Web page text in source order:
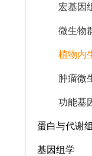
宏基因
微生物
植物内
肿瘤微
功能基
蛋白与代谢
基因组学